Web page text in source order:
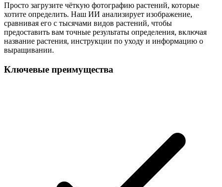
Просто загрузите чёткую фотографию растений, которые
хотите определить. Наш ИИ анализирует изображение,
сравнивая его с тысячами видов растений, чтобы
предоставить вам точные результаты определения, включая
название растения, инструкции по уходу и информацию о
выращивании.
Ключевые преимущества